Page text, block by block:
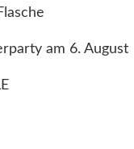
am 6. August